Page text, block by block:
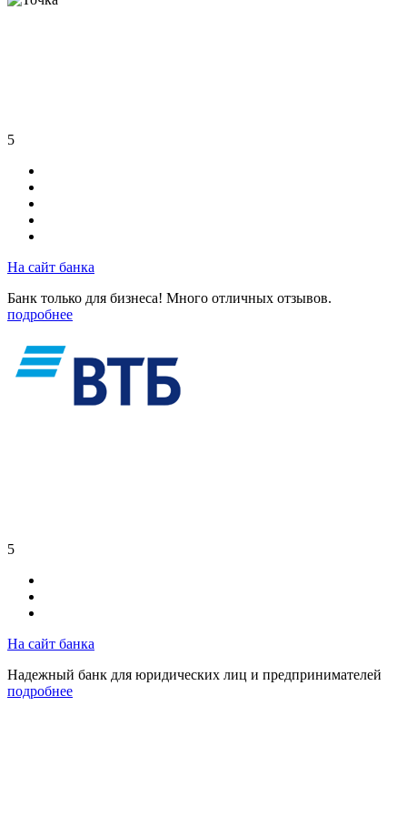
5
На сайт банка
Банк только для бизнеса! Много отличных отзывов.
подробнее
5
На сайт банка
Надежный банк для юридических лиц и предпринимателей
подробнее